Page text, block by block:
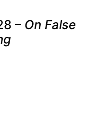
– On False